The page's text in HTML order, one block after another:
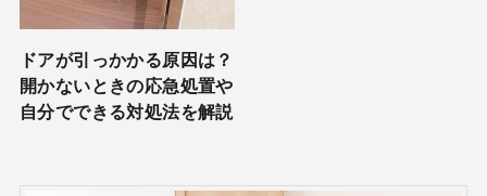
ドアが引っかかる原因は？
開かないときの応急処置や
自分でできる対処法を解説